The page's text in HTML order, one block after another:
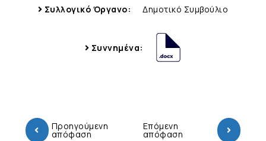
Συλλογικό Όργανο: Δημοτικό Συμβούλιο
Συννημένα:
Προηγούμενη
απόφαση
Επόμενη
απόφαση